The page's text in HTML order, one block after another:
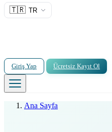
🇹🇷 TR
Giriş Yap Ücretsiz Kayıt Ol
Ana Sayfa